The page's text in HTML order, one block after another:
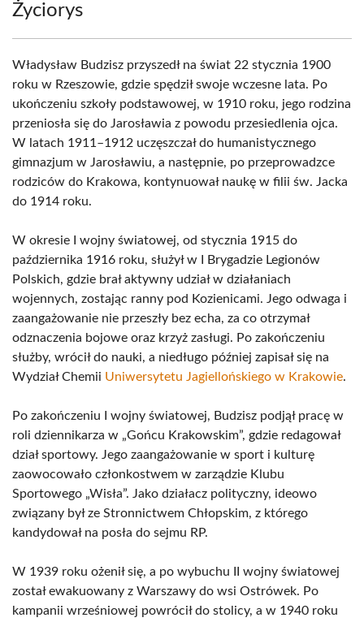
Życiorys
Władysław Budzisz przyszedł na świat 22 stycznia 1900
roku w Rzeszowie, gdzie spędził swoje wczesne lata. Po
ukończeniu szkoły podstawowej, w 1910 roku, jego rodzina
przeniosła się do Jarosławia z powodu przesiedlenia ojca.
W latach 1911–1912 uczęszczał do humanistycznego
gimnazjum w Jarosławiu, a następnie, po przeprowadzce
rodziców do Krakowa, kontynuował naukę w filii św. Jacka
do 1914 roku.
W okresie I wojny światowej, od stycznia 1915 do
października 1916 roku, służył w I Brygadzie Legionów
Polskich, gdzie brał aktywny udział w działaniach
wojennych, zostając ranny pod Kozienicami. Jego odwaga i
zaangażowanie nie przeszły bez echa, za co otrzymał
odznaczenia bojowe oraz krzyż zasługi. Po zakończeniu
służby, wrócił do nauki, a niedługo później zapisał się na
Wydział Chemii Uniwersytetu Jagiellońskiego w Krakowie.
Po zakończeniu I wojny światowej, Budzisz podjął pracę w
roli dziennikarza w „Gońcu Krakowskim”, gdzie redagował
dział sportowy. Jego zaangażowanie w sport i kulturę
zaowocowało członkostwem w zarządzie Klubu
Sportowego „Wisła”. Jako działacz polityczny, ideowo
związany był ze Stronnictwem Chłopskim, z którego
kandydował na posła do sejmu RP.
W 1939 roku ożenił się, a po wybuchu II wojny światowej
został ewakuowany z Warszawy do wsi Ostrówek. Po
kampanii wrześniowej powrócił do stolicy, a w 1940 roku